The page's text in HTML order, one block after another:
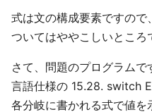
式は文の構成要素ですの
ついてはややこしいところ
さて、問題のプログラムで
言語仕様の 15.28. switch
各分岐に書かれる式で値を